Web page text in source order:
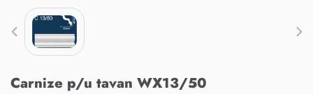
Carnize p/u tavan WX13/50